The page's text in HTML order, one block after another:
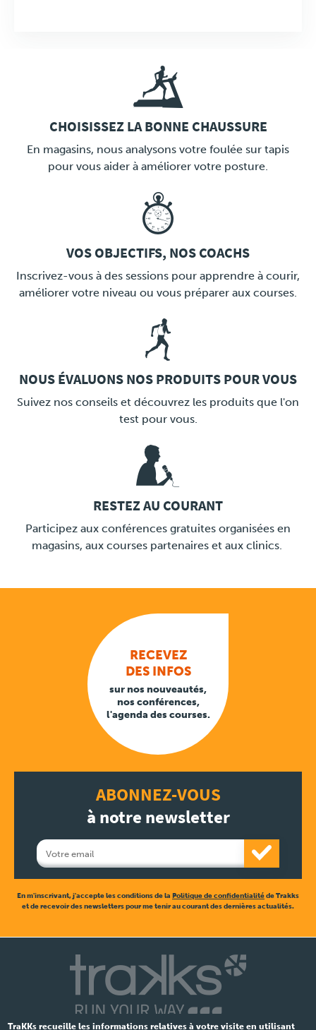
LINK
CHOISISSEZ LA BONNE CHAUSSURE
En magasins, nous analysons votre foulée sur tapis
pour vous aider à améliorer votre posture.
LINK
VOS OBJECTIFS, NOS COACHS
Inscrivez-vous à des sessions pour apprendre à courir,
améliorer votre niveau ou vous préparer aux courses.
LINK
NOUS ÉVALUONS NOS PRODUITS POUR VOUS
Suivez nos conseils et découvrez les produits que l'on
test pour vous.
LINK
RESTEZ AU COURANT
Participez aux conférences gratuites organisées en
magasins, aux courses partenaires et aux clinics.
RECEVEZ
DES INFOS
sur nos nouveautés,
nos conférences,
l'agenda des courses.
ABONNEZ-VOUS
à notre newsletter
En m'inscrivant, j'accepte les conditions de la Politique de confidentialitéde Trakks
et de recevoir des newsletters pour me tenir au courant des dernières actualités.
TraKKs recueille les informations relatives à votre visite en utilisant